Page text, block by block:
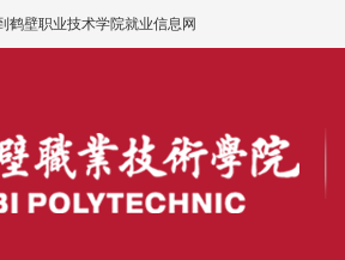
鹤壁职业技术学院就业信息网